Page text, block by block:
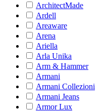
ArchitectMade
Ardell
Areaware
Arena
Ariella
Arla Unika
Arm & Hammer
Armani
Armani Collezioni
Armani Jeans
Armor Lux